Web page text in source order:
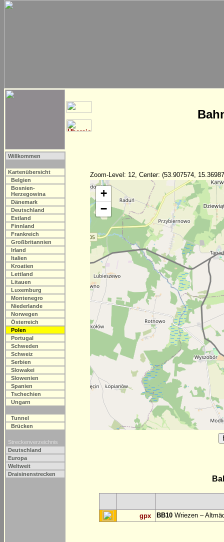
Willkommen
Kartenübersicht
Belgien
Bosnien-
Herzegowina
Dänemark
Deutschland
Estland
Finnland
Frankreich
Großbritannien
Irland
Italien
Kroatien
Lettland
Litauen
Luxemburg
Montenegro
Niederlande
Norwegen
Österreich
Polen
Portugal
Schweden
Schweiz
Serbien
Slowakei
Slowenien
Spanien
Tschechien
Ungarn
Tunnel
Brücken
Streckenverzeichnis
Deutschland
Europa
Weltweit
Draisinenstrecken
Zoom-Level: 12, Center: (53.907574,
+
−
gpx BB10 Wriezen –